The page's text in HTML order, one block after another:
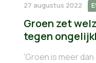
27 augustus 2022
Groen zet
tegen
'Groen is meer